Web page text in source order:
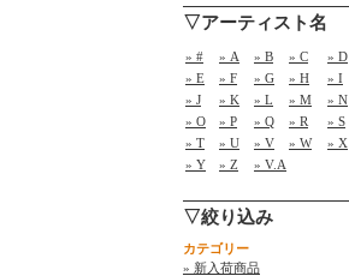
▽アーティスト名
» # » A » B » C
» D
» E
» F » G » H
» I
» J
» K » L » M
» N
» O
» P » Q » R
» S
» T
» U » V » W
» X
» Y
» Z » V.A
▽絞り込み
カテゴリー
» 新入荷商品